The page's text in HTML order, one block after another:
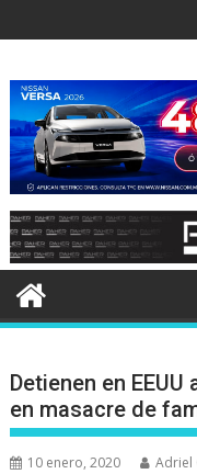
al
Detienen en
en masacre de
10 enero, 2020 Adriel